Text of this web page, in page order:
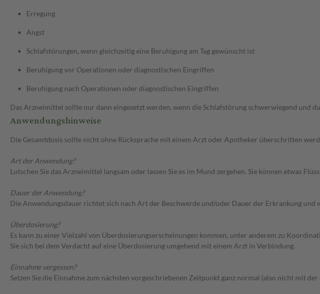
Erregung
Angst
Schlafstörungen, wenn gleichzeitig eine Beruhigung am Tag gewünscht ist
Beruhigung vor Operationen oder diagnostischen Eingriffen
Beruhigung nach Operationen oder diagnostischen Eingriffen
Das Arzneimittel sollte nur dann eingesetzt werden, wenn die Schlafstörung schwerwiegend und
Anwendungshinweise
Die Gesamtdosis sollte nicht ohne Rücksprache mit einem Arzt oder Apotheker überschritten
Art der Anwendung?
Lutschen Sie das Arzneimittel langsam oder lassen Sie es im Mund zergehen. Sie können etwas
Dauer der Anwendung?
Die Anwendungsdauer richtet sich nach Art der Beschwerde und/oder Dauer der Erkrankung
Überdosierung?
Es kann zu einer Vielzahl von Überdosierungserscheinungen kommen, unter anderem zu
Sie sich bei dem Verdacht auf eine Überdosierung umgehend mit einem Arzt in Verbindung.
Einnahme vergessen?
Setzen Sie die Einnahme zum nächsten vorgeschriebenen Zeitpunkt ganz normal (also nicht mit